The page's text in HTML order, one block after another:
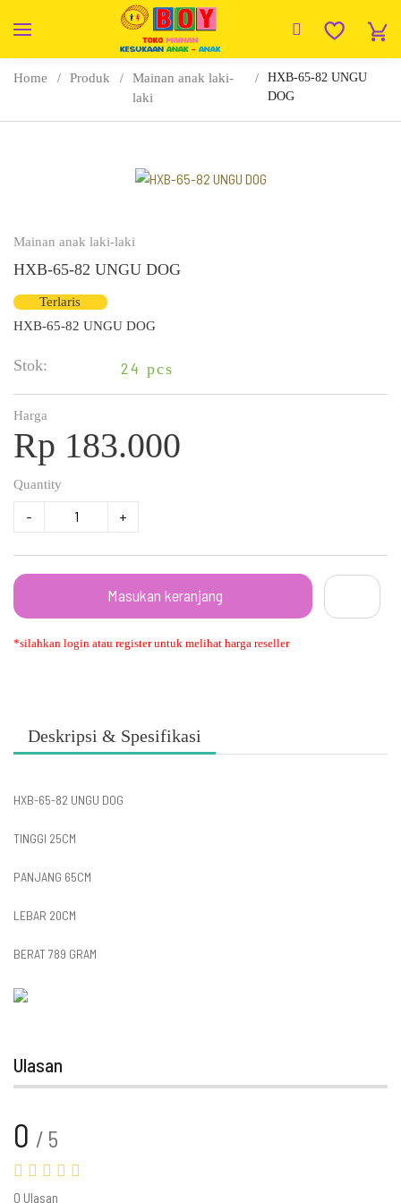
Home Produk
Mainan anak laki-
laki
HXB-65-82 UNGU
DOG
Mainan anak laki-laki
HXB-65-82 UNGU DOG
Terlaris
HXB-65-82 UNGU DOG
Stok: 24 pcs
Harga
Rp 183.000
Quantity
- +
Masukan keranjang
*silahkan login atau register untuk melihat harga reseller
Deskripsi & Spesifikasi
HXB-65-82 UNGU DOG
TINGGI 25CM
PANJANG 65CM
LEBAR 20CM
BERAT 789 GRAM
Ulasan
0 / 5
0 Ulasan